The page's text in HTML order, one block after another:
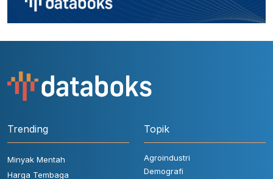
Trending
Minyak Mentah
Harga Tembaga
Topik
Agroindustri
Demografi